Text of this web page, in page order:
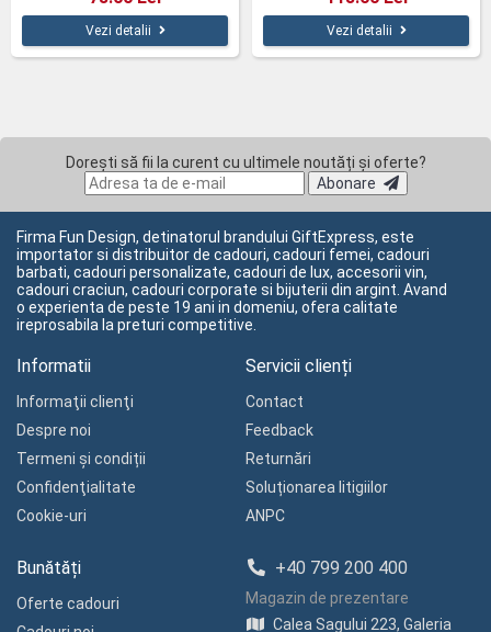
Vezi detalii Vezi detalii
Dorești să fii la curent cu ultimele noutăți și oferte?
Abonare
Firma Fun Design, detinatorul brandului GiftExpress, este
importator si distribuitor de cadouri, cadouri femei, cadouri
barbati, cadouri personalizate, cadouri de lux, accesorii vin,
cadouri craciun, cadouri corporate si bijuterii din argint. Avand
o experienta de peste 19 ani in domeniu, ofera calitate
ireprosabila la preturi competitive.
Informatii
Informaţii clienţi
Despre noi
Termeni și condiții
Confidenţialitate
Cookie-uri
Servicii clienți
Contact
Feedback
Returnări
Soluționarea litigiilor
ANPC
Bunătăți
Oferte cadouri
+40 799 200 400
Magazin de prezentare
Calea Sagului 223, Galeria